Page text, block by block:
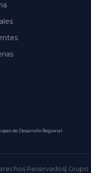
de Desarrollo Regional
Reservados| Grupo